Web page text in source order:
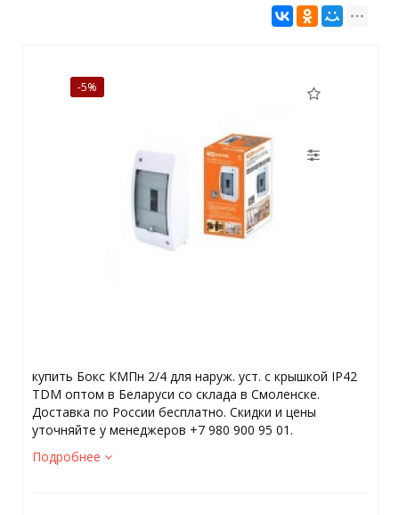
-5%
купить Бокс КМПн 2/4 для наруж. уст. с крышкой IP42
TDM оптом в Беларуси со склада в Смоленске.
Доставка по России бесплатно. Скидки и цены
уточняйте у менеджеров +7 980 900 95 01.
Подробнее